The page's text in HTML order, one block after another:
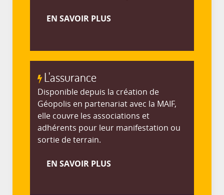
EN SAVOIR PLUS
L'assurance
Disponible depuis la création de
Géopolis en partenariat avec la MAIF,
elle couvre les associations et
adhérents pour leur manifestation ou
sortie de terrain.
EN SAVOIR PLUS